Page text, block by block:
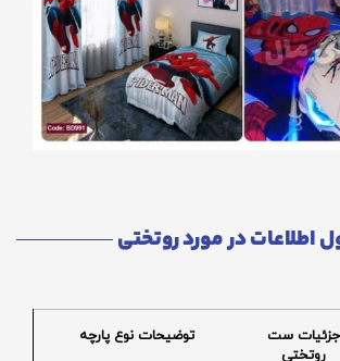
اطلاعات در مورد روتختی
جزئیات ست
روتختی
توضیحات نوع پارچه